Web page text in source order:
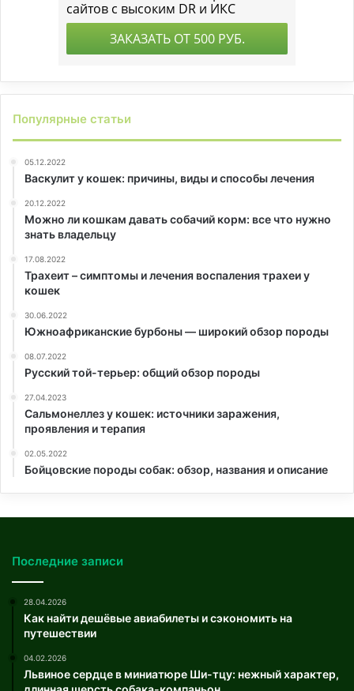
Популярные статьи
05.12.2022
Васкулит у кошек: причины, виды и способы лечения
20.12.2022
Можно ли кошкам давать собачий корм: все что нужно
знать владельцу
17.08.2022
Трахеит – симптомы и лечения воспаления трахеи у
кошек
30.06.2022
Южноафриканские бурбоны — широкий обзор породы
08.07.2022
Русский той-терьер: общий обзор породы
27.04.2023
Сальмонеллез у кошек: источники заражения,
проявления и терапия
02.05.2022
Бойцовские породы собак: обзор, названия и описание
Последние записи
28.04.2026
Как найти дешёвые авиабилеты и сэкономить на
путешествии
04.02.2026
Львиное сердце в миниатюре Ши-тцу: нежный характер,